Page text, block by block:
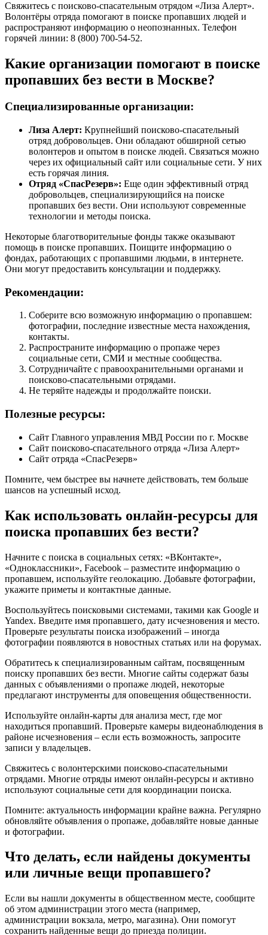
Свяжитесь с поисково-спасательным отрядом «Лиза Алерт».
Волонтёры отряда помогают в поиске пропавших людей и
распространяют информацию о неопознанных. Телефон
горячей линии: 8 (800) 700-54-52.
Какие организации помогают в поиске
пропавших без вести в Москве?
Специализированные организации:
Лиза Алерт: Крупнейший поисково-спасательный
отряд добровольцев. Они обладают обширной сетью
волонтеров и опытом в поиске людей. Связаться можно
через их официальный сайт или социальные сети. У них
есть горячая линия.
Отряд «СпасРезерв»: Еще один эффективный отряд
добровольцев, специализирующийся на поиске
пропавших без вести. Они используют современные
технологии и методы поиска.
Некоторые благотворительные фонды также оказывают
помощь в поиске пропавших. Поищите информацию о
фондах, работающих с пропавшими людьми, в интернете.
Они могут предоставить консультации и поддержку.
Рекомендации:
Соберите всю возможную информацию о пропавшем:
фотографии, последние известные места нахождения,
контакты.
Распространите информацию о пропаже через
социальные сети, СМИ и местные сообщества.
Сотрудничайте с правоохранительными органами и
поисково-спасательными отрядами.
Не теряйте надежды и продолжайте поиски.
Полезные ресурсы:
Сайт Главного управления МВД России по г. Москве
Сайт поисково-спасательного отряда «Лиза Алерт»
Сайт отряда «СпасРезерв»
Помните, чем быстрее вы начнете действовать, тем больше
шансов на успешный исход.
Как использовать онлайн-ресурсы для
поиска пропавших без вести?
Начните с поиска в социальных сетях: «ВКонтакте»,
«Одноклассники», Facebook – разместите информацию о
пропавшем, используйте геолокацию. Добавьте фотографии,
укажите приметы и контактные данные.
Воспользуйтесь поисковыми системами, такими как Google и
Yandex. Введите имя пропавшего, дату исчезновения и место.
Проверьте результаты поиска изображений – иногда
фотографии появляются в новостных статьях или на форумах.
Обратитесь к специализированным сайтам, посвященным
поиску пропавших без вести. Многие сайты содержат базы
данных с объявлениями о пропаже людей, некоторые
предлагают инструменты для оповещения общественности.
Используйте онлайн-карты для анализа мест, где мог
находиться пропавший. Проверьте камеры видеонаблюдения в
районе исчезновения – если есть возможность, запросите
записи у владельцев.
Свяжитесь с волонтерскими поисково-спасательными
отрядами. Многие отряды имеют онлайн-ресурсы и активно
используют социальные сети для координации поиска.
Помните: актуальность информации крайне важна. Регулярно
обновляйте объявления о пропаже, добавляйте новые данные
и фотографии.
Что делать, если найдены документы
или личные вещи пропавшего?
Если вы нашли документы в общественном месте, сообщите
об этом администрации этого места (например,
администрации вокзала, метро, магазина). Они помогут
сохранить найденные вещи до приезда полиции.